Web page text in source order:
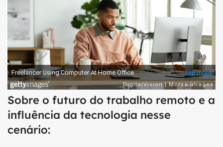
Sobre o futuro do trabalho remoto e a
influência da tecnologia nesse
cenário: